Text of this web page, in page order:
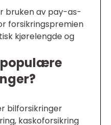
bruken av pay-as-
forsikringspremien
kjørelengde og
populære
bilforsikringer
kaskoforsikring